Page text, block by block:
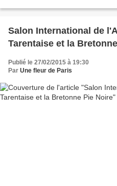
Salon International de
Tarentaise et la
Publié le 27/02/2015 à 19:30
Par Une fleur de Paris